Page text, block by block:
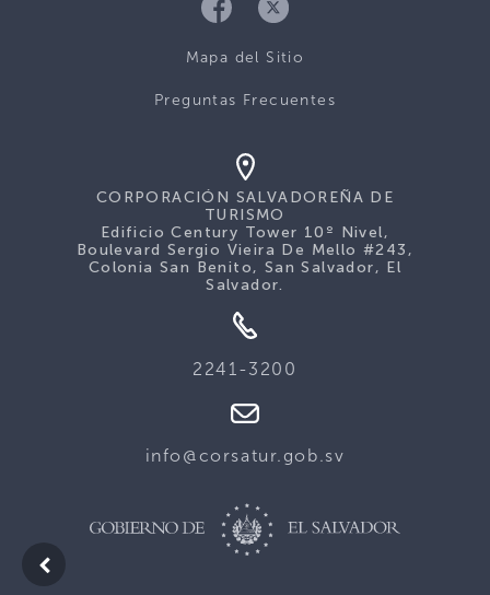
Mapa del Sitio
Preguntas Frecuentes
CORPORACIÓN SALVADOREÑA DE
TURISMO
Edificio Century Tower 10º Nivel,
Boulevard Sergio Vieira De Mello #243,
Colonia San Benito, San Salvador, El
Salvador.
2241-3200
info@corsatur.gob.sv